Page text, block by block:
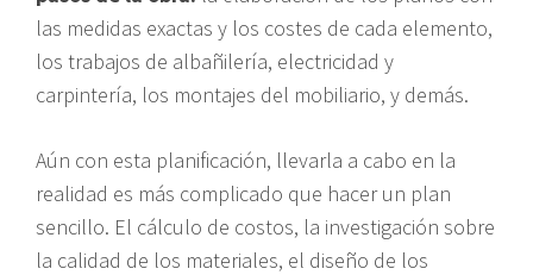
las medidas exactas y los costes de cada elemento,
los trabajos de albañilería, electricidad y
carpintería, los montajes del mobiliario, y demás.
Aún con esta planificación, llevarla a cabo en la
realidad es más complicado que hacer un plan
sencillo. El cálculo de costos, la investigación sobre
la calidad de los materiales, el diseño de los